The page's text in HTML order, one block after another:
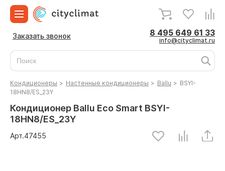
Заказать звонок 8 495 649 61 33
info@cityclimat.ru
Кондиционеры > Настенные кондиционеры > Ballu > BSYI-
18HN8/ES_23Y
Кондиционер Ballu Eco Smart BSYI-
18HN8/ES_23Y
Арт.47455